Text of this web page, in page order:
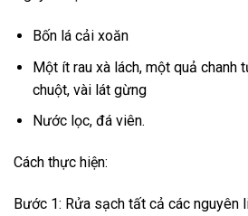
Bốn lá cải xoăn
Một ít rau xà lách, một quả chanh
chuột, vài lát gừng
Nước lọc, đá viên.
Cách thực hiện:
Bước 1: Rửa sạch tất cả các nguyên